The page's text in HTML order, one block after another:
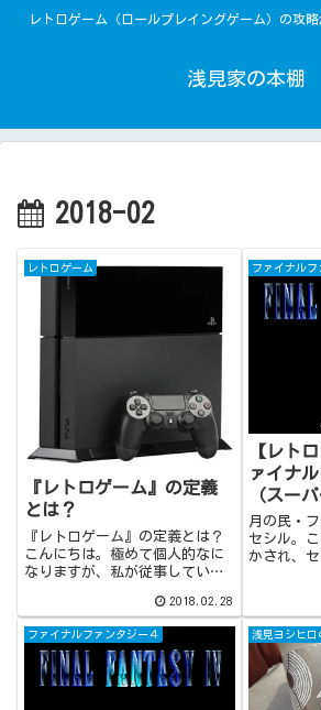
レトロゲーム（ロールプレイングゲーム）の攻略
浅見家の本棚
2018-02
レトロゲーム
『レトロゲーム』の定義
とは？
『レトロゲーム』の定義とは？
こんにちは。極めて個人的なに
なりますが、私が従事している
つつあります。これ以上言って
しまうと身元がバレてしまいま
すので控えますが、その忙しさ
にかまけて何度も何度もブログ
をサボろうという...
2018.02.28
ファイナルフ
【レト
ァイナ
（スー
ン） つ
た
月の民・
セシル。
かされ、
彼の裏に
況が存在
た。バブイ
を防ぐた
へと戻り
ファイナルファンタジー４